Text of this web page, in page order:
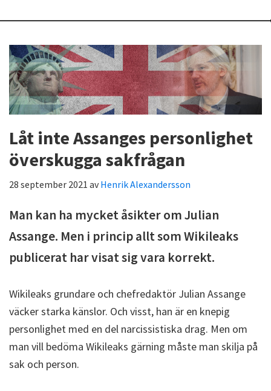
Låt inte Assanges personlighet
överskugga sakfrågan
28 september 2021 avHenrik Alexandersson
Man kan ha mycket åsikter om Julian
Assange. Men i princip allt som Wikileaks
publicerat har visat sig vara korrekt.
Wikileaks grundare och chefredaktör Julian Assange
väcker starka känslor. Och visst, han är en knepig
personlighet med en del narcissistiska drag. Men om
man vill bedöma Wikileaks gärning måste man skilja på
sak och person.